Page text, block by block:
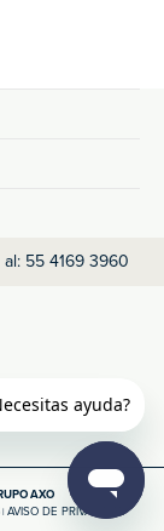
55 4169 3960
AXO
| AVISO DE PRIVACIDAD